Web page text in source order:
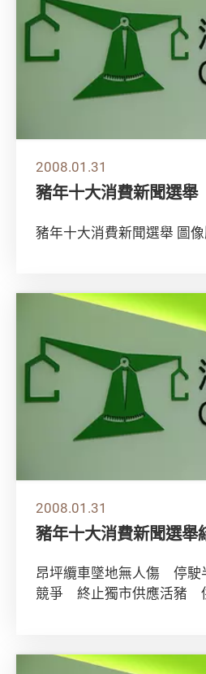
2008.01.31
豬年十大消費新聞選舉
豬年十大消費新聞選舉 圖
2008.01.31
豬年十大消費新聞選舉
昂坪纜車墜地無人傷 停駛
競爭 終止獨市供應活豬